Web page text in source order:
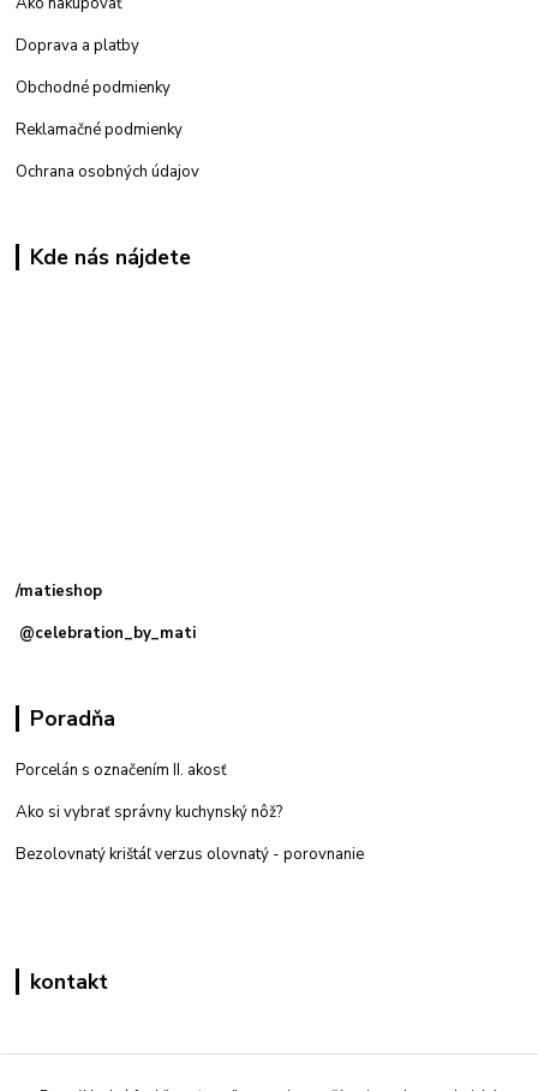
Doprava a platby
Obchodné podmienky
Reklamačné podmienky
Ochrana osobných údajov
Kde nás nájdete
/matieshop
@celebration_by_mati
Poradňa
Porcelán s označením II. akosť
Ako si vybrať správny kuchynský nôž?
Bezolovnatý krištáľ verzus olovnatý - porovnanie
kontakt